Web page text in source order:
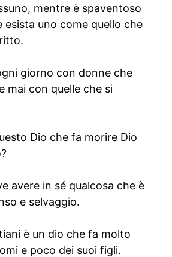
mentre è spaventoso
esista uno come quello che
giorno con donne che
mai con quelle che si
Dio che fa morire Dio
avere in sé qualcosa che è
e selvaggio.
è un dio che fa molto
e poco dei suoi figli.